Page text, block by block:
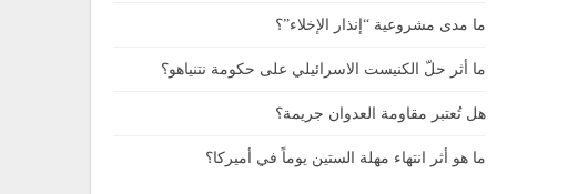
ما مدى مشروعية “إنذار الإخلاء”؟
ما أثر حلّ الكنيست الاسرائيلي على حكومة نتنياهو؟
هل تُعتبر مقاومة العدوان جريمة؟
ما هو أثر انتهاء مهلة الستين يوماً في أميركا؟